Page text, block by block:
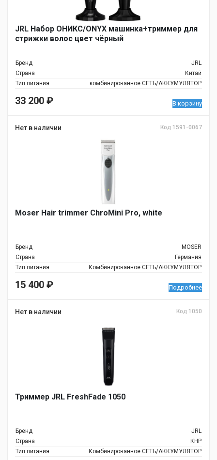
JRL Набор ОНИКС/ONYX машинка+триммер для
стрижки волос цвет чёрный
Бренд
JRL
Страна
Китай
Тип питания
комбинированное СЕТЬ/АККУМУЛЯТОР
33 200 ₽ В корзину
Нет в наличии Код 1591-0067
Moser Hair trimmer ChroMini Pro, white
Бренд
MOSER
Страна
Германия
Тип питания
Комбинированное СЕТЬ/АККУМУЛЯТОР
15 400 ₽ Подробнее
Нет в наличии Код 1050
Триммер JRL FreshFade 1050
Бренд
JRL
Страна
КНР
Тип питания
Комбинированное СЕТЬ/АККУМУЛЯТОР